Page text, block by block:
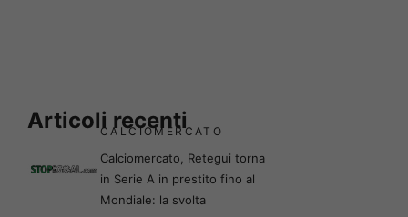
Articoli recenti
CALCIOMERCATO
Calciomercato, Retegui torna
in Serie A in prestito fino al
Mondiale: la svolta